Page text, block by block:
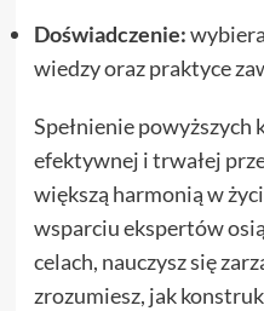
Doświadczenie:
wiedzy oraz praktyce
Spełnienie
efektywnej i trwałej
większą harmonią w
wsparciu ekspertów
celach, nauczysz się
zrozumiesz, jak